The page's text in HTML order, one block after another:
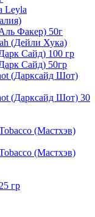
Leyla
Факер) 50г
(Дейли Хука)
Сайд) 100 гр
Сайд) 50гр
(Дарксайд Шот)
(Дарксайд Шот) 30
(Мастхэв)
(Мастхэв)
гр